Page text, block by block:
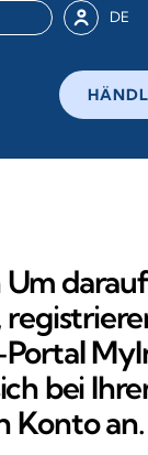
DE
darauf
bei
Konto an.